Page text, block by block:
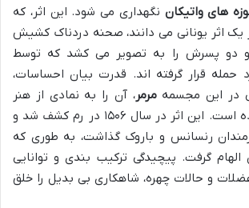
های واتیکان نگهداری می شود. این اثر، که
یک اثر یونانی می دانند، صحنه دردناک کشیش
و دو پسرش را به تصویر می کشد که توسط
حمله قرار گرفته اند. قدرت بیان احساسات،
در این مجسمهمرمر، آن را به نمادی از هنر
هلنیستی تبدیل کرده است. این اثر در سال ۱۵۰۶ در رم کشف شد و
رنسانس و باروک گذاشت، به طوری که
الهام گرفت. پیچیدگی ترکیب بندی و توانایی
و حالات چهره، شاهکاری بی بدیل را خلق